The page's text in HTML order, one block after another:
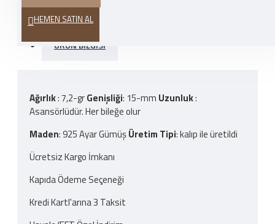
HEMEN SATIN AL
ÜRÜN BILGISI
Ağırlık: 7,2-grGenişliği: 15-mm Uzunluk:
Asansörlüdür. Her bileğe olur
Maden: 925 Ayar GümüşÜretim Tipi: kalıp ile üretildi
Ücretsiz Kargo İmkanı
Kapıda Ödeme Seçeneği
Kredi Kartl'arına 3 Taksit